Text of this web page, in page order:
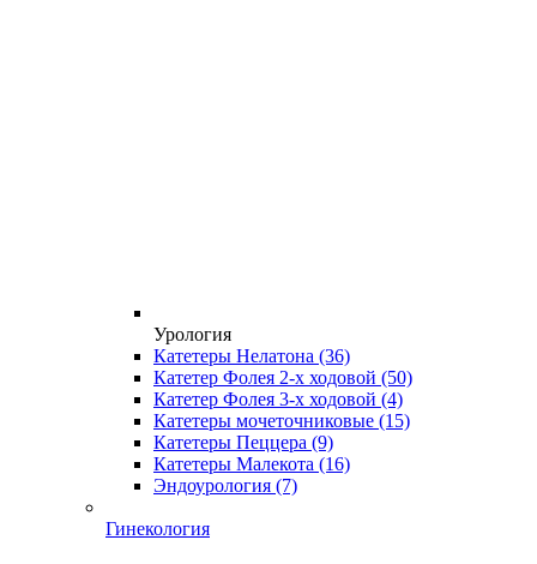
Урология
Катетеры Нелатона (36)
Катетер Фолея 2-х ходовой (50)
Катетер Фолея 3-х ходовой (4)
Катетеры мочеточниковые (15)
Катетеры Пеццера (9)
Катетеры Малекота (16)
Эндоурология (7)
Гинекология